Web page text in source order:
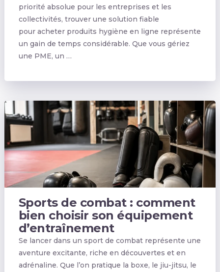
priorité absolue pour les entreprises et les
collectivités, trouver une solution fiable
pour acheter produits hygiène en ligne représente
un gain de temps considérable. Que vous gériez
une PME, un …
Sports de combat : comment
bien choisir son équipement
d’entraînement
Se lancer dans un sport de combat représente une
aventure excitante, riche en découvertes et en
adrénaline. Que l’on pratique la boxe, le jiu-jitsu, le